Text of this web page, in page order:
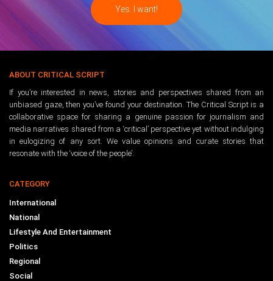
ABOUT CRITICAL SCRIPT
If you’re interested in news, stories and perspectives shared from an
unbiased gaze, then you’ve found your destination. The Critical Script is a
collaborative space for sharing a genuine passion for journalism and
media narratives shared from a ‘critical’ perspective yet without indulging
in eulogizing of any sort. We value opinions and curate stories that
resonate with the ‘voice of the people’.
CATEGORY
International
National
Lifestyle And Entertainment
Politics
Regional
Social